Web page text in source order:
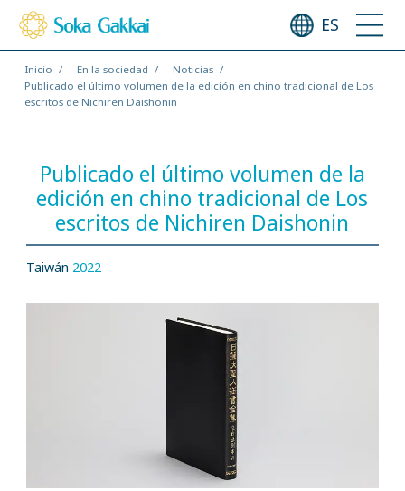
ES
Inicio En la sociedad
Noticias
Publicado el último volumen de la edición en chino tradicional de Los
escritos de Nichiren Daishonin
Publicado el último volumen de la
edición en chino tradicional de Los
escritos de Nichiren Daishonin
Taiwán 2022